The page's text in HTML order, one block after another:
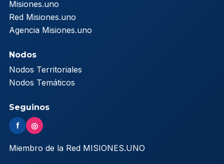
Misiones.uno
Red Misiones.uno
Agencia Misiones.uno
Nodos
Nodos Territoriales
Nodos Temáticos
Seguinos
f ◎
Miembro de la Red MISIONES.UNO